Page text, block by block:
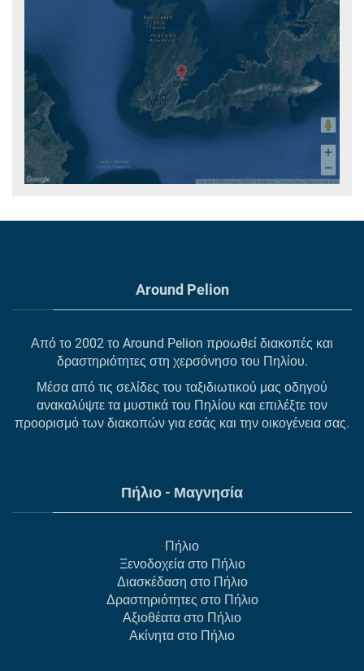
Around Pelion
Από το 2002 το Around Pelion προωθεί διακοπές και
δραστηριότητες στη χερσόνησο του Πηλίου.
Μέσα από τις σελίδες του ταξιδιωτικού μας οδηγού
ανακαλύψτε τα μυστικά του Πηλίου και επιλέξτε τον
προορισμό των διακοπών για εσάς και την οικογένεια σας.
Πήλιο - Μαγνησία
Πήλιο
Ξενοδοχεία στο Πήλιο
Διασκέδαση στο Πήλιο
Δραστηριότητες στο Πήλιο
Αξιοθέατα στο Πήλιο
Ακίνητα στο Πήλιο